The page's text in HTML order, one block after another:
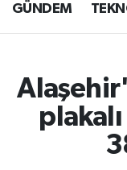
GÜNDEM
plakalı
Tüm
Son Dakika